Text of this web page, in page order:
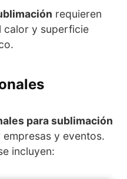
requieren
calor y superficie
para sublimación
y eventos.
incluyen: